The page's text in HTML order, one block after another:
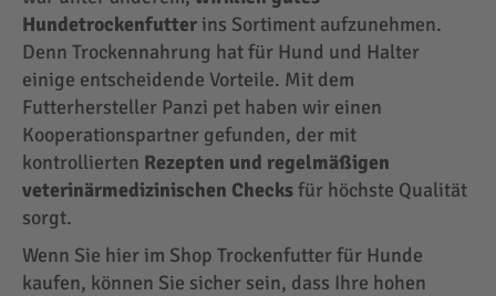
Hundetrockenfutter ins Sortiment aufzunehmen.
Denn Trockennahrung hat für Hund und Halter
einige entscheidende Vorteile. Mit dem
Futterhersteller Panzi pet haben wir einen
Kooperationspartner gefunden, der mit
kontrollierten Rezepten und regelmäßigen
veterinärmedizinischen Checksfür höchste Qualität
sorgt.
Wenn Sie hier im Shop Trockenfutter für Hunde
kaufen, können Sie sicher sein, dass Ihre hohen